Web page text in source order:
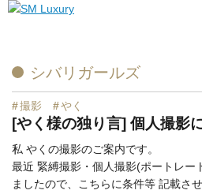
シバリガールズ
#撮影 #やく
[やく様の独り言] 個人撮影
私 やくの撮影のご案内です。
最近 緊縛撮影・個人撮影(ポートレー
ましたので、こちらに条件等 記載さ